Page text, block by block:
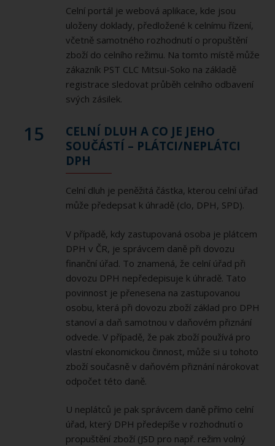
Celní portál je webová aplikace, kde jsou
uloženy doklady, předložené k celnímu řízení,
včetně samotného rozhodnutí o propuštění
zboží do celního režimu. Na tomto místě může
zákazník PST CLC Mitsui-Soko na základě
registrace sledovat průběh celního odbavení
svých zásilek.
15
CELNÍ DLUH A CO JE JEHO
SOUČÁSTÍ – PLÁTCI/NEPLÁTCI
DPH
Celní dluh je peněžitá částka, kterou celní úřad
může předepsat k úhradě (clo, DPH, SPD).
V případě, kdy zastupovaná osoba je plátcem
DPH v ČR, je správcem daně při dovozu
finanční úřad. To znamená, že celní úřad při
dovozu DPH nepředepisuje k úhradě. Tato
povinnost je přenesena na zastupovanou
osobu, která při dovozu zboží základ pro DPH
stanoví a daň samotnou v daňovém přiznání
odvede. V případě, že pak zboží používá pro
vlastní ekonomickou činnost, může si u tohoto
zboží současně v daňovém přiznání nárokovat
odpočet této daně.
U neplátců je pak správcem daně přímo celní
úřad, který DPH předepíše v rozhodnutí o
propuštění zboží (JSD pro např. režim volný